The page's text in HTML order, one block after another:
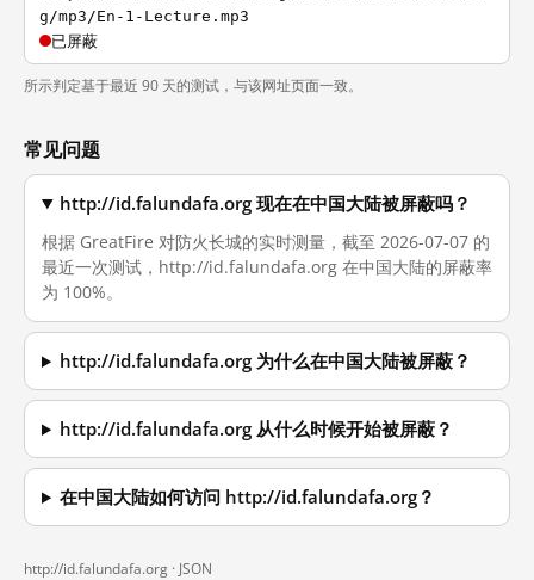
g/mp3/En-1-Lecture.mp3
已屏蔽
所示判定基于最近 90 天的测试，与该网址页面一致。
常见问题
http://id.falundafa.org 现在在中国大陆被屏蔽吗？
根据 GreatFire 对防火长城的实时测量，截至 2026-07-07 的
最近一次测试，http://id.falundafa.org 在中国大陆的屏蔽率
为 100%。
http://id.falundafa.org 为什么在中国大陆被屏蔽？
http://id.falundafa.org 从什么时候开始被屏蔽？
在中国大陆如何访问 http://id.falundafa.org？
http://id.falundafa.org · JSON